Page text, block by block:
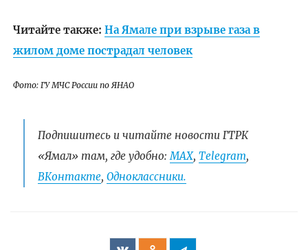
Читайте также: На Ямале при взрыве газа в
жилом доме пострадал человек
Фото: ГУ МЧС России по ЯНАО
Подпишитесь и читайте новости ГТРК
«Ямал» там, где удобно:МАХ, Telegram,
ВКонтакте, Одноклассники.